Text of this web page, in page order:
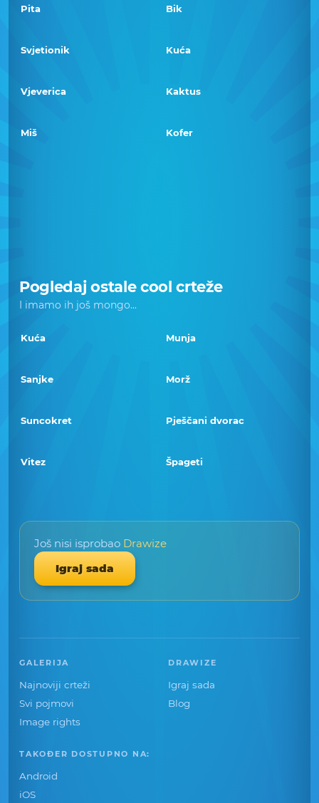
Pita Bik
Svjetionik Kuća
Vjeverica Kaktus
Miš Kofer
Pogledaj ostale cool crteže
I imamo ih još mongo...
Kuća Munja
Sanjke Morž
Suncokret Pješčani dvorac
Vitez Špageti
Još nisi isprobao Drawize
Igraj sada
GALERIJA
Najnoviji crteži
Svi pojmovi
Image rights
DRAWIZE
Igraj sada
Blog
TAKOĐER DOSTUPNO NA:
Android
iOS